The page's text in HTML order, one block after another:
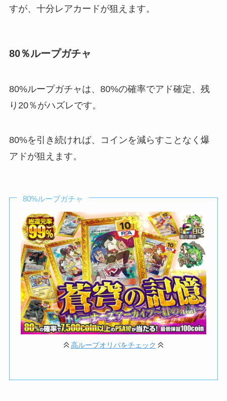
すが、十分レアカードが狙えます。
80％ループガチャ
80%ループガチャは、80%の確率でアド確定、残
り20％がハズレです。
80%を引き続ければ、コインを減らすことなく爆
アドが狙えます。
80%ループガチャ
高ループオリパをチェック